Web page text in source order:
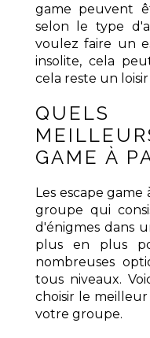
game peuvent
selon le type
voulez faire un
insolite, cela
cela reste un
GAME À
Les escape
groupe qui
d'énigmes dans
plus en plus
nombreuses
tous niveaux.
choisir le
votre groupe.